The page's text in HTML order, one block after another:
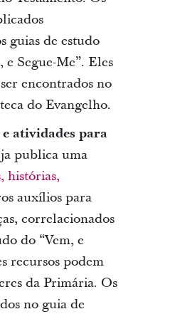
guias de estudo
e Segue-Me”. Eles
encontrados no
do Evangelho.
atividades para
publica uma
histórias,
auxílios para
correlacionados
do “Vem, e
recursos podem
da Primária. Os
no guia de